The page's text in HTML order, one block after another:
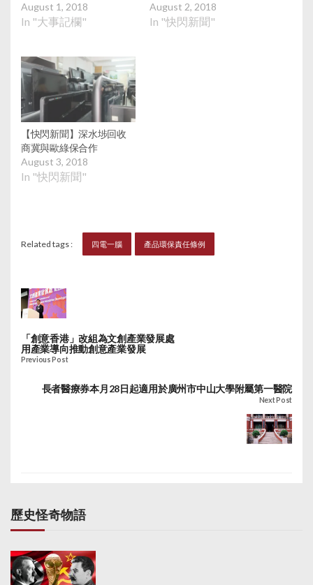
August 1, 2018
In "大事記欄"
August 2, 2018
In "快閃新聞"
【快閃新聞】深水埗回收
商冀與歐綠保合作
August 3, 2018
In "快閃新聞"
Related tags : 四電一腦 產品環保責任條例
「創意香港」改組為文創產業發展處
用產業導向推動創意產業發展
Previous Post
長者醫療券本月28日起適用於廣州市中山大學附屬第一醫院
Next Post
歷史怪奇物語